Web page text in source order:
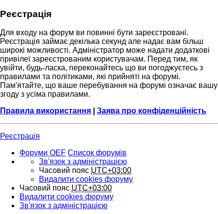
Реєстрація
Для входу на форум ви повинні бути зареєстровані.
Реєстрація займає декілька секунд але надає вам більш
широкі можливості. Адміністратор може надати додаткові
привілеї зареєстрованим користувачам. Перед тим, як
увійти, будь-ласка, переконайтесь що ви погоджуєтесь з
правилами та політиками, які прийняті на форумі.
Пам'ятайте, що ваше перебування на форумі означає вашу
згоду з усіма правилами.
Правила використання
Заява про конфіденційність
Реєстрація
Форуми OEF Список форумів
Зв'язок з адміністрацією
Часовий пояс UTC+03:00
Видалити cookies форуму
Часовий пояс UTC+03:00
Видалити cookies форуму
Зв'язок з адміністрацією